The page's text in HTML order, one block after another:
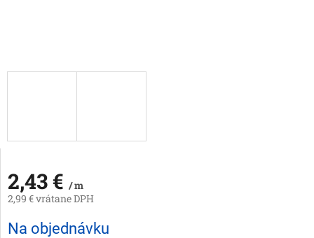
2,43 € / m
2,99 € vrátane DPH
Jednotková
cena:
Na objednávku